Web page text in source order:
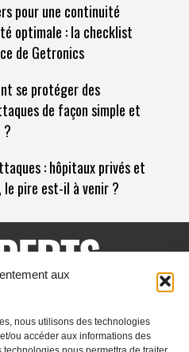
aux
nous utilisons des technologies
ou accéder aux informations des
pour une continuité
optimale : la checklist
de Getronics
se protéger des
de façon simple et
?
: hôpitaux privés et
le pire est-il à venir ?
dédié à la sécurité informatique
des évènements, des livres
Retrouvez toutes les